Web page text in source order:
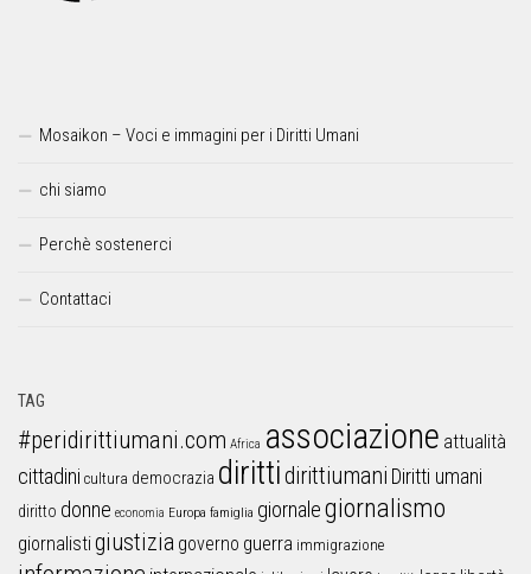
Mosaikon – Voci e immagini per i Diritti Umani
chi siamo
Perchè sostenerci
Contattaci
TAG
#peridirittiumani.com Africa associazione attualità
cittadini cultura democrazia dirittidirittiumani Diritti umani
diritto donne economia Europa famiglia giornalegiornalismo
giornalistigiustizia governo guerra immigrazione